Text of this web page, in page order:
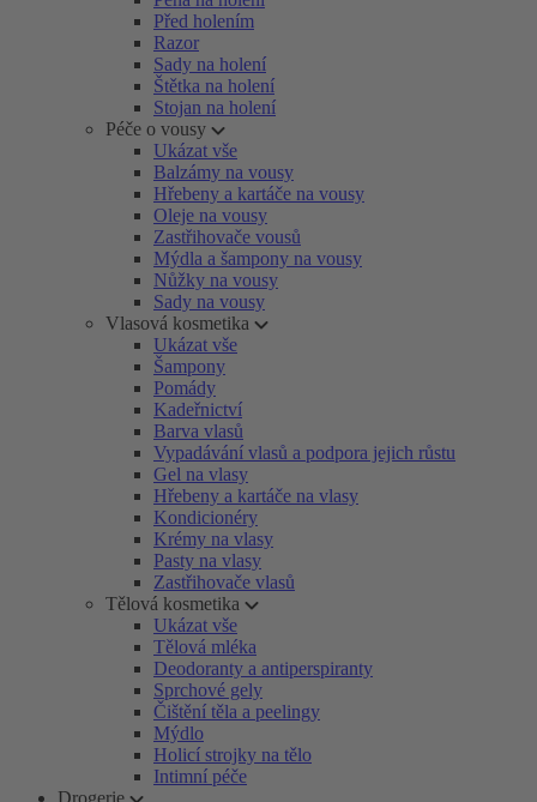
Před holením
Razor
Sady na holení
Štětka na holení
Stojan na holení
Péče o vousy
Ukázat vše
Balzámy na vousy
Hřebeny a kartáče na vousy
Oleje na vousy
Zastřihovače vousů
Mýdla a šampony na vousy
Nůžky na vousy
Sady na vousy
Vlasová kosmetika
Ukázat vše
Šampony
Pomády
Kadeřnictví
Barva vlasů
Vypadávání vlasů a podpora jejich růstu
Gel na vlasy
Hřebeny a kartáče na vlasy
Kondicionéry
Krémy na vlasy
Pasty na vlasy
Zastřihovače vlasů
Tělová kosmetika
Ukázat vše
Tělová mléka
Deodoranty a antiperspiranty
Sprchové gely
Čištění těla a peelingy
Mýdlo
Holicí strojky na tělo
Intimní péče
Drogerie